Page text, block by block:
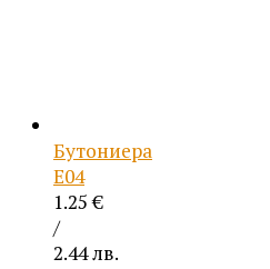
Бутониера
Е04
1.25€
/
2.44 лв.